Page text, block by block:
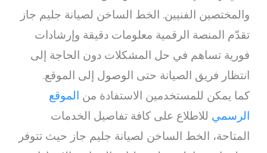
والمختصين الفنيين. الخط الساخن لصيانة جليم جاز
تقدّم المنصة الرقمية معلومات دقيقة وإرشادات
فورية تساهم في حل المشكلات دون الحاجة إلى
انتظار فريق الصيانة حتى الوصول إلى الموقع.
كما يمكن للمستخدمين الاستفادة من الموقع
الرسمي للاطلاع على كافة تفاصيل الخدمات
المتاحة، الخط الساخن لصيانة جليم جاز حيث تتوفر